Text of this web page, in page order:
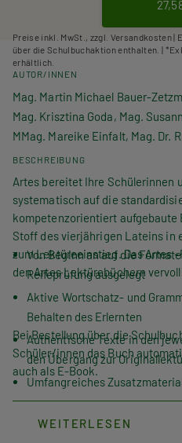
Preise inkl. MwSt., zzgl. Versandkosten |
über die Schulbuchaktion enthalten. |
erhältlich.
AUTOR/INNEN
Mag. Martin Michael Bauer-
Mag. Krisztina Goda, Mag.
MMag. Mareike Einfalt, Mag. Dr.
BESCHREIBUNG
Artes bereitet Ihre Schülerinnen
systematisch auf die
kompetenzorientiert aufgebaute
Stoff des vierjährigen Lateins in
zum Lektüreeinstieg. DasArtes-
denArtes Lektürebüchern
Von Beginn an auf die
Reifeprüfung ausgelegt
Aktive Wortschatz- und
Behalten des Erlernten
Authentische Texte in den
den Übergang zur
Umfangreiches
Auch für das sechsjährige
Bei Bestellung über die
Schüler/innen das Buch
auch als E-Book.
WEITERLESEN